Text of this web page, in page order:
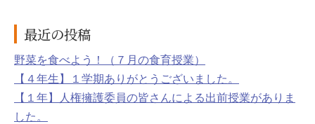
最近の投稿
野菜を食べよう！（７月の食育授業）
【４年生】１学期ありがとうございました。
【１年】人権擁護委員の皆さんによる出前授業がありま
した。